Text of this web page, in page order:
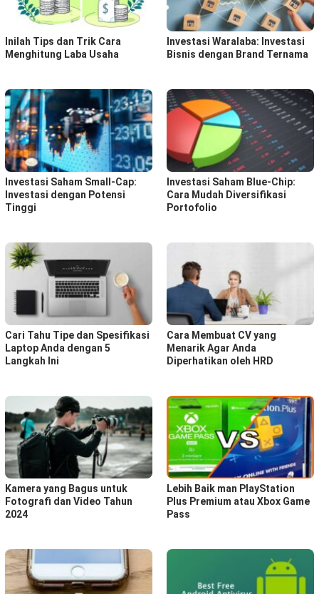
Inilah Tips dan Trik Cara
Menghitung Laba Usaha
Investasi Waralaba: Investasi
Bisnis dengan Brand Ternama
Investasi Saham Small-Cap:
Investasi dengan Potensi
Tinggi
Investasi Saham Blue-Chip:
Cara Mudah Diversifikasi
Portofolio
Cari Tahu Tipe dan Spesifikasi
Laptop Anda dengan 5
Langkah Ini
Cara Membuat CV yang
Menarik Agar Anda
Diperhatikan oleh HRD
Kamera yang Bagus untuk
Fotografi dan Video Tahun
2024
Lebih Baik man PlayStation
Plus Premium atau Xbox Game
Pass